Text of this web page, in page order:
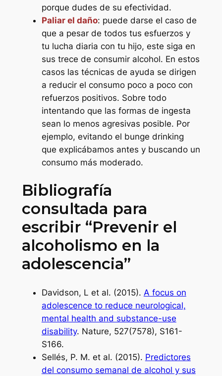
porque dudes de su efectividad.
Paliar el daño: puede darse el caso de
que a pesar de todos tus esfuerzos y
tu lucha diaria con tu hijo, este siga en
sus trece de consumir alcohol. En estos
casos las técnicas de ayuda se dirigen
a reducir el consumo poco a poco con
refuerzos positivos. Sobre todo
intentando que las formas de ingesta
sean lo menos agresivas posible. Por
ejemplo, evitando el bunge drinking
que explicábamos antes y buscando un
consumo más moderado.
Bibliografía
consultada para
escribir “Prevenir el
alcoholismo en la
adolescencia”
Davidson, L et al. (2015). A focus on
adolescence to reduce neurological,
mental health and substance-use
disability. Nature, 527(7578), S161-
S166.
Sellés, P. M. et al. (2015). Predictores
del consumo semanal de alcohol y sus